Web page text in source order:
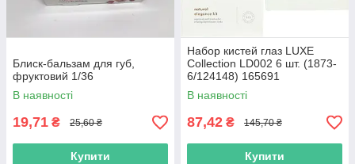
Блиск-бальзам для губ,
фруктовий 1/36
В наявності
19,71 ₴ 25,60 ₴
Купити
Набор кистей глаз LUXE
Collection LD002 6 шт. (1873-
6/124148) 165691
В наявності
87,42 ₴ 145,70 ₴
Купити